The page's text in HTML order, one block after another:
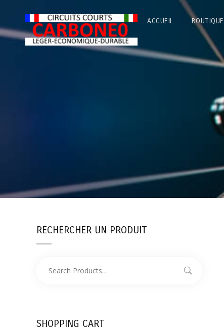
ACCUEIL BOUTIQUE
RECHERCHER UN PRODUIT
SHOPPING CART